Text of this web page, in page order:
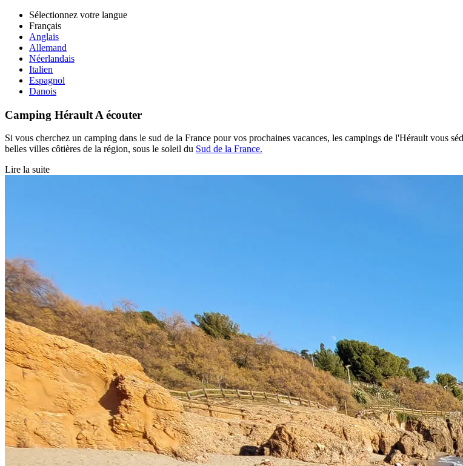
Sélectionnez votre langue
Français
Anglais
Allemand
Néerlandais
Italien
Espagnol
Danois
Camping Hérault A écouter
Si vous cherchez un camping dans le sud de la France pour vos prochaines vacances, les campings de l'Hérault vous
belles villes côtières de la région, sous le soleil du Sud de la France.
Lire la suite